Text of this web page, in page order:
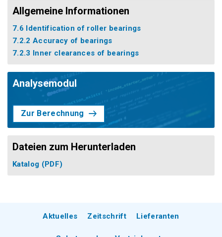
Allgemeine Informationen
7.6 Identification of roller bearings
7.2.2 Accuracy of bearings
7.2.3 Inner clearances of bearings
Analysemodul
Zur Berechnung
Dateien zum Herunterladen
Katalog (PDF)
Aktuelles Zeitschrift Lieferanten